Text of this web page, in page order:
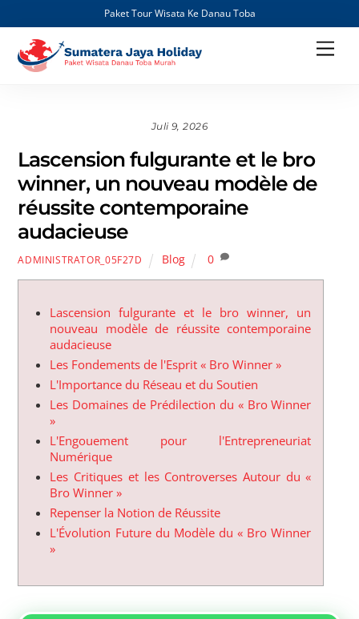
Paket Tour Wisata Ke Danau Toba
content
Juli 9, 2026
Lascension fulgurante et le bro
winner, un nouveau modèle de
réussite contemporaine
audacieuse
ADMINISTRATOR_05F27D Blog 0
Lascension fulgurante et le bro winner, un
nouveau modèle de réussite contemporaine
audacieuse
Les Fondements de l'Esprit « Bro Winner »
L'Importance du Réseau et du Soutien
Les Domaines de Prédilection du « Bro Winner
»
L'Engouement pour l'Entrepreneuriat
Numérique
Les Critiques et les Controverses Autour du «
Bro Winner »
Repenser la Notion de Réussite
L'Évolution Future du Modèle du « Bro Winner
»